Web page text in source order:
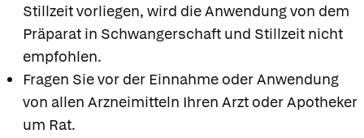
Stillzeit vorliegen, wird die Anwendung von dem
Präparat in Schwangerschaft und Stillzeit nicht
empfohlen.
Fragen Sie vor der Einnahme oder Anwendung
von allen Arzneimitteln Ihren Arzt oder Apotheker
um Rat.